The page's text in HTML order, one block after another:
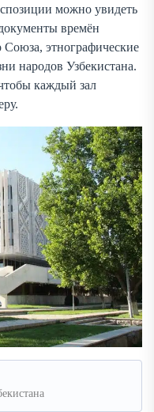
можно увидеть
времён
этнографические
народов Узбекистана.
каждый зал